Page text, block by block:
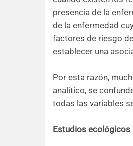
presencia de la
de la enfermedad
factores de riesgo
establecer una
Por esta razón,
analítico, se
todas las variables
Estudios ecológicos